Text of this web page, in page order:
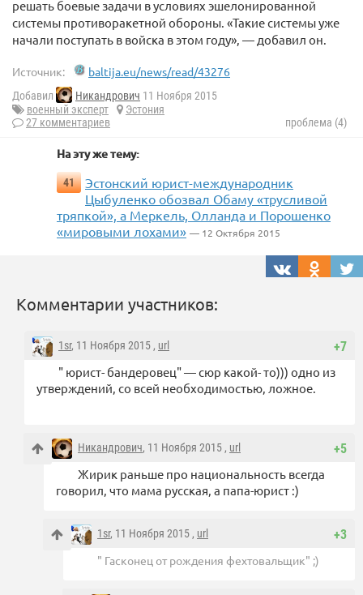
решать боевые задачи в условиях эшелонированной
системы противоракетной обороны. «Такие системы уже
начали поступать в войска в этом году», — добавил он.
Источник: baltija.eu/news/read/43276
Добавил Никандрович 11 Ноября 2015
военный эксперт
Эстония
27 комментариев
проблема (4)
На эту же тему:
41
Эстонский юрист-международник
Цыбуленко обозвал Обаму «трусливой
тряпкой», а Меркель, Олланда и Порошенко
«мировыми лохами» — 12 Октября 2015
Комментарии участников:
+7
1sr, 11 Ноября 2015 , url
" юрист- бандеровец" — сюр какой- то))) одно из
утверждений, со всей необходимостью, ложное.
+5
Никандрович, 11 Ноября 2015 , url
Жирик раньше про национальность всегда
говорил, что мама русская, а папа-юрист :)
+3
1sr, 11 Ноября 2015 , url
" Гасконец от рождения фехтовальщик" ;)